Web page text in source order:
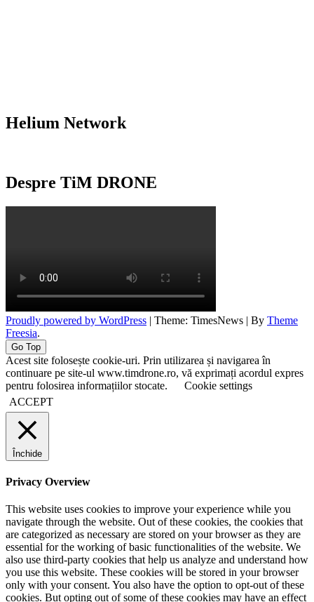
Helium Network
Despre TiM DRONE
Proudly powered by WordPress | Theme: TimesNews | By Theme
Freesia.
Go Top
Acest site folosește cookie-uri. Prin utilizarea și navigarea în
continuare pe site-ul www.timdrone.ro, vă exprimați acordul expres
pentru folosirea informațiilor stocate.
Cookie settings
ACCEPT
Închide
Privacy Overview
This website uses cookies to improve your experience while you
navigate through the website. Out of these cookies, the cookies that
are categorized as necessary are stored on your browser as they are
essential for the working of basic functionalities of the website. We
also use third-party cookies that help us analyze and understand how
you use this website. These cookies will be stored in your browser
only with your consent. You also have the option to opt-out of these
cookies. But opting out of some of these cookies may have an effect